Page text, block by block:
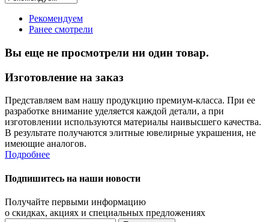
Рекомендуем
Ранее смотрели
Вы еще не просмотрели ни один товар.
Изготовление на заказ
Представляем вам нашу продукцию премиум-класса. При ее
разработке внимание уделяется каждой детали, а при
изготовлении используются материалы наивысшего качества.
В результате получаются элитные ювелирные украшения, не
имеющие аналогов.
Подробнее
Подпишитесь на наши новости
Получайте первыми информацию
о скидках, акциях и специальных предложениях